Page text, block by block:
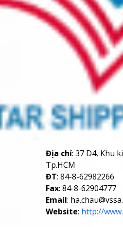
Địa chỉ: 37 D4, Khu
Tp.HCM
ĐT: 84-8-62982266
Fax: 84-8-62904777
Email:
Website: http://